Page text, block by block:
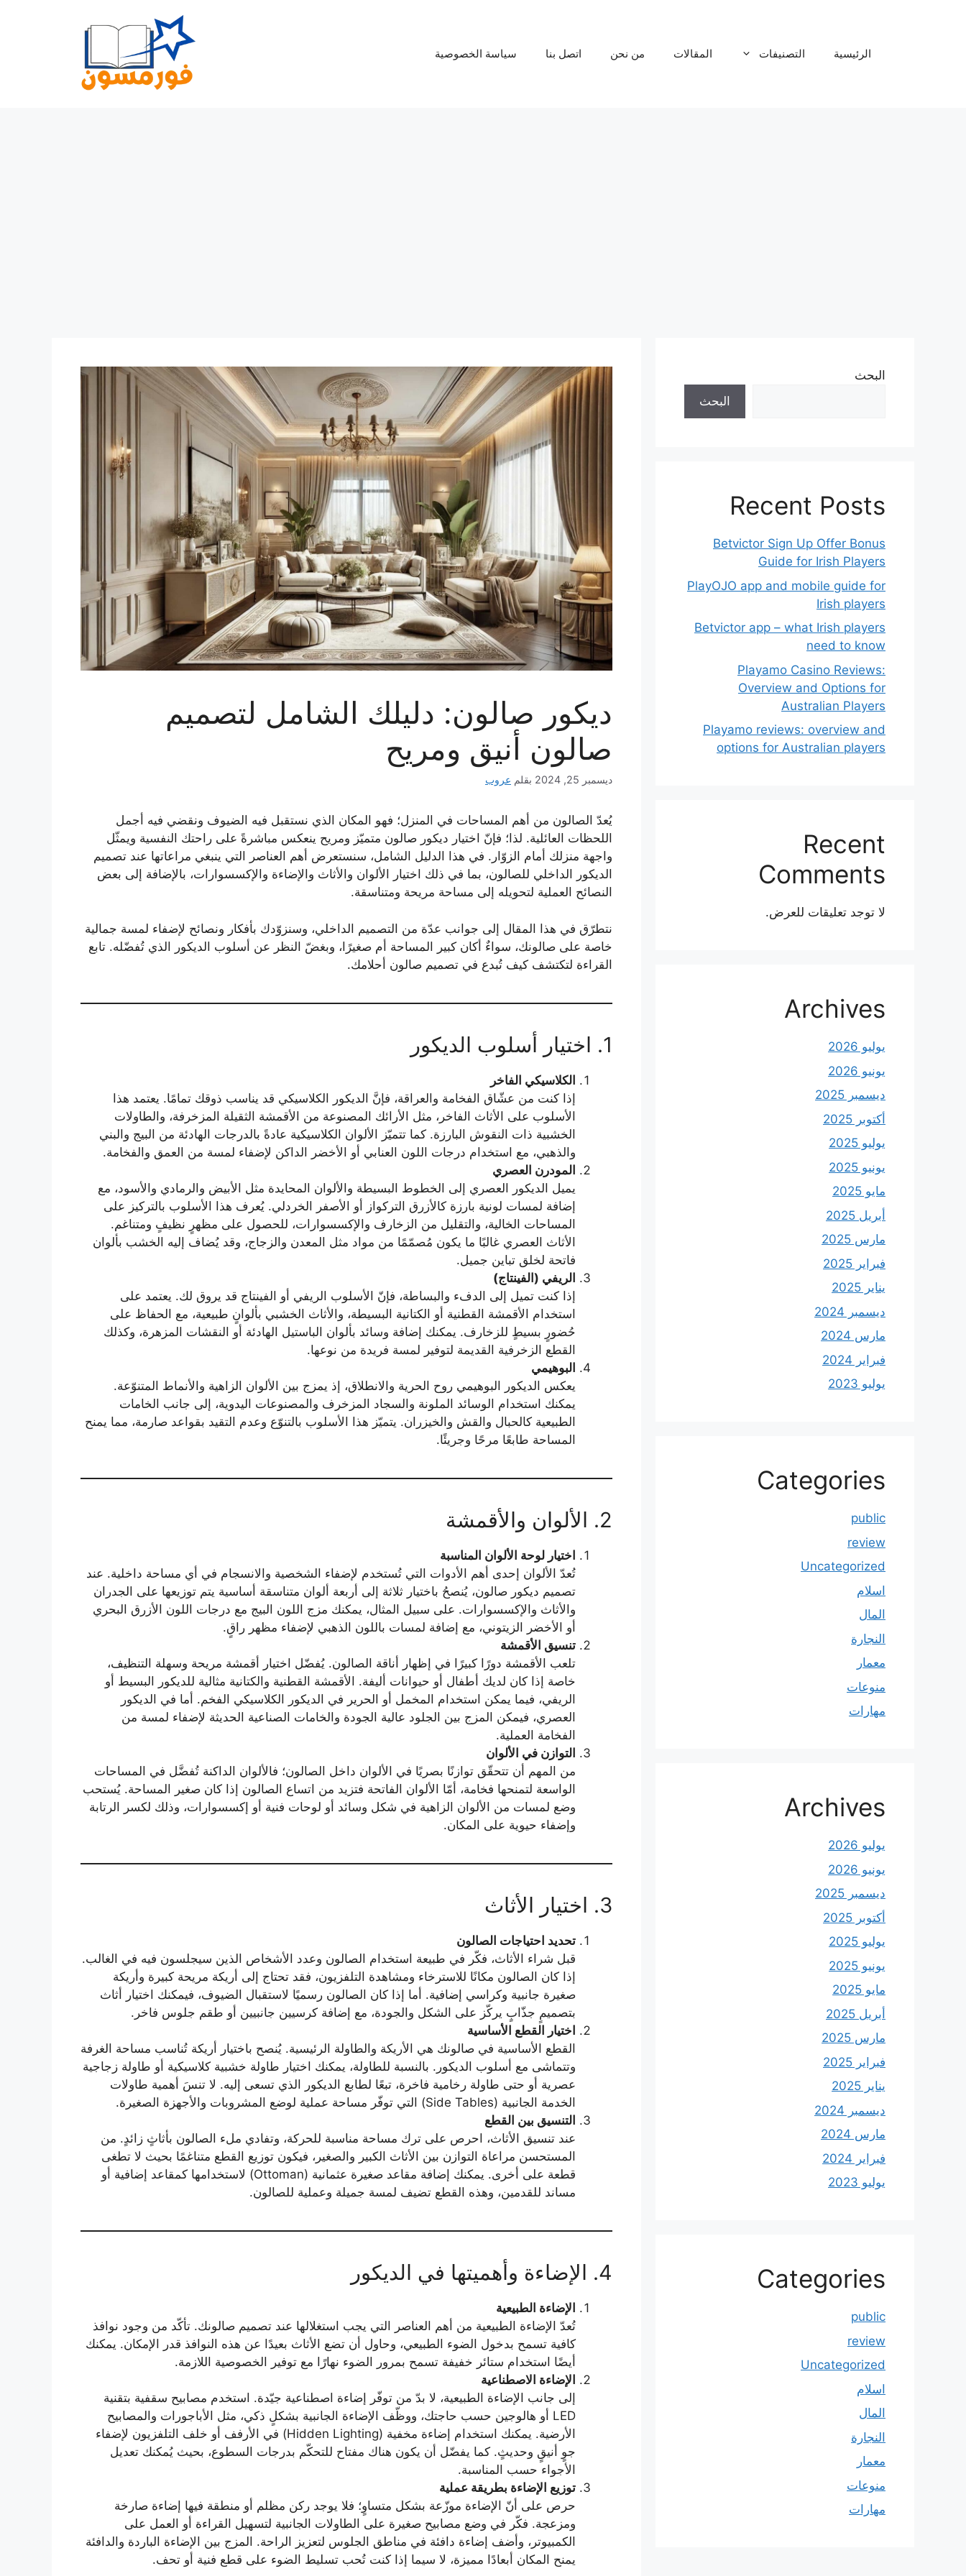
الرئيسية التصنيفات المقالات من نحن اتصل بنا سياسة الخصوصية
ديكور صالون: دليلك الشامل لتصميم
صالون أنيق ومريح
ديسمبر 25, 2024 بقلم عروب
يُعدّ الصالون من أهم المساحات في المنزل؛ فهو المكان الذي نستقبل فيه الضيوف ونقضي فيه أجمل
اللحظات العائلية. لذا؛ فإنّ اختيار ديكور صالون متميّز ومريح ينعكس مباشرةً على راحتك النفسية ويمثّل
واجهة منزلك أمام الزوّار. في هذا الدليل الشامل، سنستعرض أهم العناصر التي ينبغي مراعاتها عند تصميم
الديكور الداخلي للصالون، بما في ذلك اختيار الألوان والأثاث والإضاءة والإكسسوارات، بالإضافة إلى بعض
النصائح العملية لتحويله إلى مساحة مريحة ومتناسقة.
نتطرّق في هذا المقال إلى جوانب عدّة من التصميم الداخلي، وسنزوّدك بأفكار ونصائح لإضفاء لمسة جمالية
خاصة على صالونك، سواءٌ أكان كبير المساحة أم صغيرًا، وبغضّ النظر عن أسلوب الديكور الذي تُفضّله. تابع
القراءة لتكتشف كيف تُبدع في تصميم صالون أحلامك.
1. اختيار أسلوب الديكور
الكلاسيكي الفاخر
إذا كنت من عشّاق الفخامة والعراقة، فإنَّ الديكور الكلاسيكي قد يناسب ذوقك تمامًا. يعتمد هذا
الأسلوب على الأثاث الفاخر، مثل الأرائك المصنوعة من الأقمشة الثقيلة المزخرفة، والطاولات
الخشبية ذات النقوش البارزة. كما تتميّز الألوان الكلاسيكية عادةً بالدرجات الهادئة من البيج والبني
والذهبي، مع استخدام درجات اللون العنابي أو الأخضر الداكن لإضفاء لمسة من العمق والفخامة.
المودرن العصري
يميل الديكور العصري إلى الخطوط البسيطة والألوان المحايدة مثل الأبيض والرمادي والأسود، مع
إضافة لمسات لونية بارزة كالأزرق التركواز أو الأصفر الخردلي. يُعرف هذا الأسلوب بالتركيز على
المساحات الخالية، والتقليل من الزخارف والإكسسوارات، للحصول على مظهرٍ نظيفٍ ومتناغم.
الأثاث العصري غالبًا ما يكون مُصمّمًا من مواد مثل المعدن والزجاج، وقد يُضاف إليه الخشب بألوان
فاتحة لخلق تباين جميل.
الريفي (الفينتاج)
إذا كنت تميل إلى الدفء والبساطة، فإنّ الأسلوب الريفي أو الفينتاج قد يروق لك. يعتمد على
استخدام الأقمشة القطنية أو الكتانية البسيطة، والأثاث الخشبي بألوانٍ طبيعية، مع الحفاظ على
حُضورٍ بسيطٍ للزخارف. يمكنك إضافة وسائد بألوان الباستيل الهادئة أو النقشات المزهرة، وكذلك
القطع الزخرفية القديمة لتوفير لمسة فريدة من نوعها.
البوهيمي
يعكس الديكور البوهيمي روح الحرية والانطلاق، إذ يمزج بين الألوان الزاهية والأنماط المتنوّعة.
يمكنك استخدام الوسائد الملونة والسجاد المزخرف والمصنوعات اليدوية، إلى جانب الخامات
الطبيعية كالحبال والقش والخيزران. يتميّز هذا الأسلوب بالتنوّع وعدم التقيد بقواعد صارمة، مما يمنح
المساحة طابعًا مرحًا وجريئًا.
2. الألوان والأقمشة
اختيار لوحة الألوان المناسبة
تُعدّ الألوان إحدى أهم الأدوات التي تُستخدم لإضفاء الشخصية والانسجام في أي مساحة داخلية. عند
تصميم ديكور صالون، يُنصحُ باختيار ثلاثة إلى أربعة ألوان متناسقة أساسية يتم توزيعها على الجدران
والأثاث والإكسسوارات. على سبيل المثال، يمكنك مزج اللون البيج مع درجات اللون الأزرق البحري
أو الأخضر الزيتوني، مع إضافة لمسات باللون الذهبي لإضفاء مظهر راقٍ.
تنسيق الأقمشة
تلعب الأقمشة دورًا كبيرًا في إظهار أناقة الصالون. يُفضّل اختيار أقمشة مريحة وسهلة التنظيف،
خاصة إذا كان لديك أطفال أو حيوانات أليفة. الأقمشة القطنية والكتانية مثالية للديكور البسيط أو
الريفي، فيما يمكن استخدام المخمل أو الحرير في الديكور الكلاسيكي الفخم. أما في الديكور
العصري، فيمكن المزج بين الجلود عالية الجودة والخامات الصناعية الحديثة لإضفاء لمسة من
الفخامة العملية.
التوازن في الألوان
من المهم أن تتحقّق توازنًا بصريًا في الألوان داخل الصالون؛ فالألوان الداكنة تُفضَّل في المساحات
الواسعة لتمنحها فخامة، أمّا الألوان الفاتحة فتزيد من اتساع الصالون إذا كان صغير المساحة. يُستحب
وضع لمسات من الألوان الزاهية في شكل وسائد أو لوحات فنية أو إكسسوارات، وذلك لكسر الرتابة
وإضفاء حيوية على المكان.
3. اختيار الأثاث
تحديد احتياجات الصالون
قبل شراء الأثاث، فكّر في طبيعة استخدام الصالون وعدد الأشخاص الذين سيجلسون فيه في الغالب.
إذا كان الصالون مكانًا للاسترخاء ومشاهدة التلفزيون، فقد تحتاج إلى أريكة مريحة كبيرة وأريكة
صغيرة جانبية وكراسي إضافية. أما إذا كان الصالون رسميًا لاستقبال الضيوف، فيمكنك اختيار أثاث
بتصميمٍ جذّابٍ يركّز على الشكل والجودة، مع إضافة كرسيين جانبيين أو طقم جلوس فاخر.
اختيار القطع الأساسية
القطع الأساسية في صالونك هي الأريكة والطاولة الرئيسية. يُنصح باختيار أريكة تُناسب مساحة الغرفة
وتتماشى مع أسلوب الديكور. بالنسبة للطاولة، يمكنك اختيار طاولة خشبية كلاسيكية أو طاولة زجاجية
عصرية أو حتى طاولة رخامية فاخرة، تبعًا لطابع الديكور الذي تسعى إليه. لا تنسَ أهمية طاولات
الخدمة الجانبية (Side Tables) التي توفّر مساحة عملية لوضع المشروبات والأجهزة الصغيرة.
التنسيق بين القطع
عند تنسيق الأثاث، احرص على ترك مساحة مناسبة للحركة، وتفادي ملء الصالون بأثاثٍ زائدٍ. من
المستحسن مراعاة التوازن بين الأثاث الكبير والصغير، فيكون توزيع القطع متناغمًا بحيث لا تطغى
قطعة على أخرى. يمكنك إضافة مقاعد صغيرة عثمانية (Ottoman) لاستخدامها كمقاعد إضافية أو
مساند للقدمين، وهذه القطع تضيف لمسة جميلة وعملية للصالون.
4. الإضاءة وأهميتها في الديكور
الإضاءة الطبيعية
تُعدّ الإضاءة الطبيعية من أهم العناصر التي يجب استغلالها عند تصميم صالونك. تأكّد من وجود نوافذ
كافية تسمح بدخول الضوء الطبيعي، وحاول أن تضع الأثاث بعيدًا عن هذه النوافذ قدر الإمكان. يمكنك
أيضًا استخدام ستائر خفيفة تسمح بمرور الضوء نهارًا مع توفير الخصوصية اللازمة.
الإضاءة الاصطناعية
إلى جانب الإضاءة الطبيعية، لا بدّ من توفّر إضاءة اصطناعية جيّدة. استخدم مصابيح سقفية بتقنية
LED أو هالوجين حسب حاجتك، ووظّف الإضاءة الجانبية بشكلٍ ذكي، مثل الأباجورات والمصابيح
الأرضية. يمكنك استخدام إضاءة مخفية (Hidden Lighting) في الأرفف أو خلف التلفزيون لإضفاء
جوٍ أنيقٍ وحديثٍ. كما يفضّل أن يكون هناك مفتاح للتحكّم بدرجات السطوع، بحيث يُمكنك تعديل
الأجواء حسب المناسبة.
توزيع الإضاءة بطريقة عملية
حرص على أنّ الإضاءة موزّعة بشكل متساوٍ؛ فلا يوجد ركن مظلم أو منطقة فيها إضاءة صارخة
ومزعجة. فكّر في وضع مصابيح صغيرة على الطاولات الجانبية لتسهيل القراءة أو العمل على
الكمبيوتر، وأضف إضاءة دافئة في مناطق الجلوس لتعزيز الراحة. المزج بين الإضاءة الباردة والدافئة
يمنح المكان أبعادًا مميزة، لا سيما إذا كنت تُحب تسليط الضوء على قطع فنية أو تحف.
البحث
البحث
Recent Posts
Betvictor Sign Up Offer Bonus
Guide for Irish Players
PlayOJO app and mobile guide for
Irish players
Betvictor app – what Irish players
need to know
Playamo Casino Reviews:
Overview and Options for
Australian Players
Playamo reviews: overview and
options for Australian players
Recent
Comments
لا توجد تعليقات للعرض.
Archives
يوليو 2026
يونيو 2026
ديسمبر 2025
أكتوبر 2025
يوليو 2025
يونيو 2025
مايو 2025
أبريل 2025
مارس 2025
فبراير 2025
يناير 2025
ديسمبر 2024
مارس 2024
فبراير 2024
يوليو 2023
Categories
public
review
Uncategorized
اسلام
المال
النجارة
معمار
منوعات
مهارات
Archives
يوليو 2026
يونيو 2026
ديسمبر 2025
أكتوبر 2025
يوليو 2025
يونيو 2025
مايو 2025
أبريل 2025
مارس 2025
فبراير 2025
يناير 2025
ديسمبر 2024
مارس 2024
فبراير 2024
يوليو 2023
Categories
public
review
Uncategorized
اسلام
المال
النجارة
معمار
منوعات
مهارات